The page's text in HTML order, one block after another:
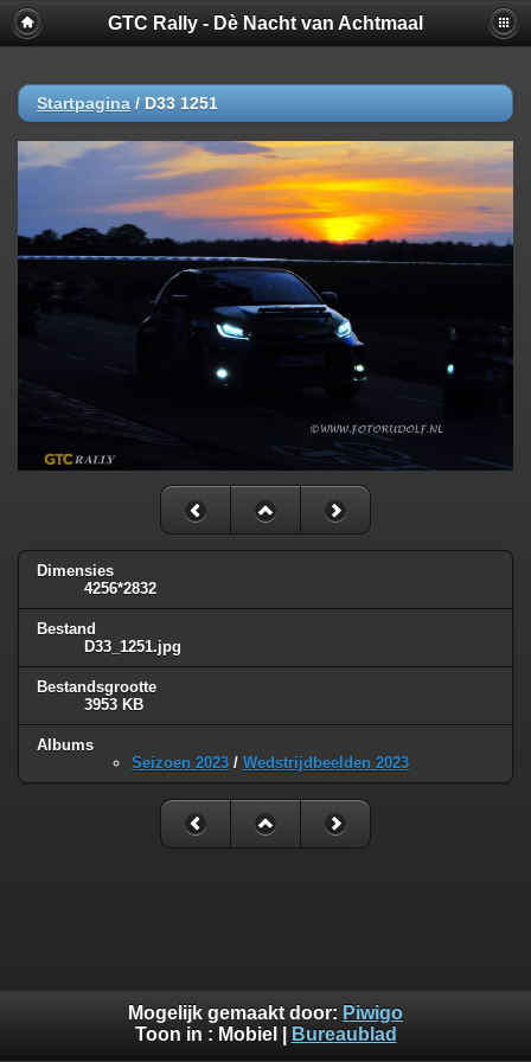
GTC Rally - Dè Nacht van Achtmaal
Startpagina / D33 1251
Dimensies
4256*2832
Bestand
D33_1251.jpg
Bestandsgrootte
3953 KB
Albums
Seizoen 2023 / Wedstrijdbeelden 2023
Mogelijk gemaakt door: Piwigo
Toon in : Mobiel Bureaublad